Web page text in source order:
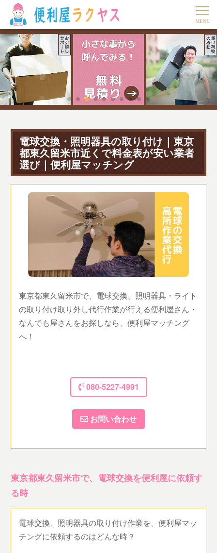
電球交換・照明器具の取り付け｜東京
都東久留米市近くで料金表が安い業者
選び｜便利屋マッチング
東京都東久留米市で、電球交換、照明器具・ライト
の取り付け取り外し代行作業が行える便利屋さん・
なんでも屋さんをお探しなら、便利屋マッチング
へ！
080-5227-4991
お問い合わせ
東京都東久留米市で、電球交換を便利屋に依頼す
る時
電球交換、照明器具の取り付け作業を、便利屋マッ
チングに依頼するのはどんな時？